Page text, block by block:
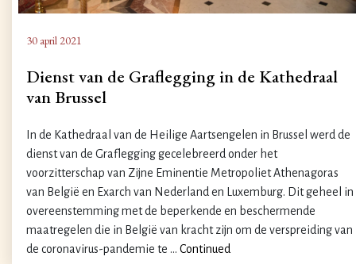
30 april 2021
Dienst van de Graflegging in de Kathedraal
van Brussel
In de Kathedraal van de Heilige Aartsengelen in Brussel werd de
dienst van de Graflegging gecelebreerd onder het
voorzitterschap van Zijne Eminentie Metropoliet Athenagoras
van België en Exarch van Nederland en Luxemburg. Dit geheel in
overeenstemming met de beperkende en beschermende
maatregelen die in België van kracht zijn om de verspreiding van
de coronavirus-pandemie te … Continued